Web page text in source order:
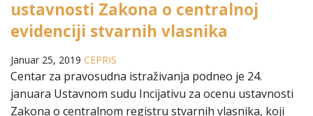
ustavnosti Zakona o centralnoj
evidenciji stvarnih vlasnika
Januar 25, 2019 CEPRIS
Centar za pravosudna istraživanja podneo je 24.
januara Ustavnom sudu Incijativu za ocenu ustavnosti
Zakona o centralnom registru stvarnih vlasnika, koji